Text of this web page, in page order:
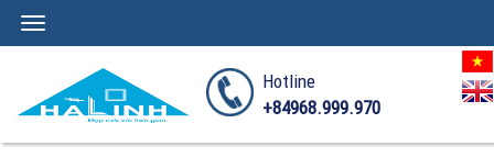
Hotline
+84968.999.970
Toggle